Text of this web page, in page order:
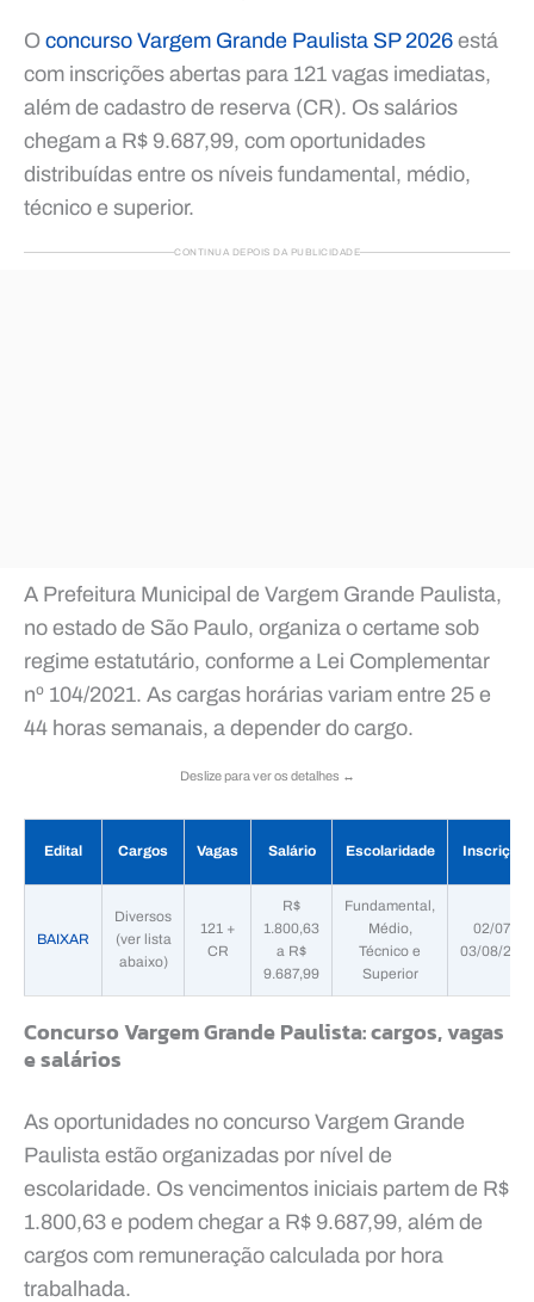
O concurso Vargem Grande Paulista SP 2026 está
com inscrições abertas para 121 vagas imediatas,
além de cadastro de reserva (CR). Os salários
chegam a R$ 9.687,99, com oportunidades
distribuídas entre os níveis fundamental, médio,
técnico e superior.
CONTINUA DEPOIS DA PUBLICIDADE
A Prefeitura Municipal de Vargem Grande Paulista,
no estado de São Paulo, organiza o certame sob
regime estatutário, conforme a Lei Complementar
nº 104/2021. As cargas horárias variam entre 25 e
44 horas semanais, a depender do cargo.
Deslize para ver os detalhes ↔️
Edital Cargos Vagas Salário Escolaridade Inscrições
BAIXAR
Diversos
(ver lista
abaixo)
121 +
CR
R$
1.800,63
a R$
9.687,99
Fundamental,
Médio,
Técnico e
Superior
02/07 a
03/08/
Concurso Vargem Grande Paulista: cargos, vagas
e salários
As oportunidades no concurso Vargem Grande
Paulista estão organizadas por nível de
escolaridade. Os vencimentos iniciais partem de R$
1.800,63 e podem chegar a R$ 9.687,99, além de
cargos com remuneração calculada por hora
trabalhada.